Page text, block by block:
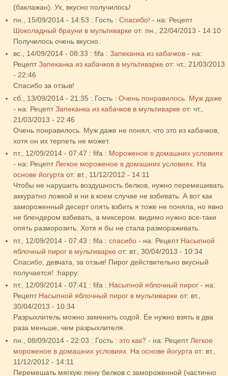
(баклажан). Ух, вкусно получилось!
пн., 15/09/2014 - 14:53 : Гость : Спасибо! - на: Рецепт
Шоколадный брауни в мультиварке от: пн., 22/04/2013 - 14:10
Получилось очень вкусно.
вс., 14/09/2014 - 08:33 : fifa : Запеканка из кабачков - на:
Рецепт Запеканка из кабачков в мультиварке от: чт., 21/03/2013
- 22:46
Спасибо за отзыв!
сб., 13/09/2014 - 21:35 : Гость : Очень понравилось. Муж даже
- на: Рецепт Запеканка из кабачков в мультиварке от: чт.,
21/03/2013 - 22:46
Очень понравилось. Муж даже не понял, что это из кабачков,
хотя он их терпеть не может.
пт., 12/09/2014 - 07:47 : fifa : Мороженое в домашних условиях
- на: Рецепт Легкое мороженое в домашних условиях. На
основе йогурта от: вт., 11/12/2012 - 14:11
Чтобы не нарушить воздушность белков, нужно перемешивать
аккуратно ложкой и ни в коем случае не взбивать. А вот как
замороженный десерт опять взбить я тоже не поняла, но явно
не блендером взбивать, а миксером. видимо нужно все-таки
опять разморозить. Хотя я бы не стала размораживать.
пт., 12/09/2014 - 07:43 : fifa : спасибо - на: Рецепт Насыпной
яблочный пирог в мультиварке от: вт., 30/04/2013 - 10:34
Спасибо, девчата, за отзыв! Пирог действительно вкусный
получается! :happy:
пт., 12/09/2014 - 07:41 : fifa : Насыпной яблочный пирог - на:
Рецепт Насыпной яблочный пирог в мультиварке от: вт.,
30/04/2013 - 10:34
Разрыхлитель можно заменить содой. Ее нужно взять в два
раза меньше, чем разрыхлителя.
пн., 08/09/2014 - 22:03 : Гость : это как? - на: Рецепт Легкое
мороженое в домашних условиях. На основе йогурта от: вт.,
11/12/2012 - 14:11
Перемешать мягкую пену белков с замороженной (частично